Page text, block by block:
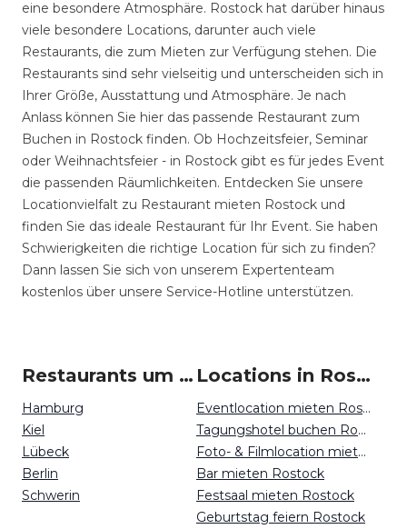
eine besondere Atmosphäre. Rostock hat darüber hinaus
viele besondere Locations, darunter auch viele
Restaurants, die zum Mieten zur Verfügung stehen. Die
Restaurants sind sehr vielseitig und unterscheiden sich in
Ihrer Größe, Ausstattung und Atmosphäre. Je nach
Anlass können Sie hier das passende Restaurant zum
Buchen in Rostock finden. Ob Hochzeitsfeier, Seminar
oder Weihnachtsfeier - in Rostock gibt es für jedes Event
die passenden Räumlichkeiten. Entdecken Sie unsere
Locationvielfalt zu Restaurant mieten Rostock und
finden Sie das ideale Restaurant für Ihr Event. Sie haben
Schwierigkeiten die richtige Location für sich zu finden?
Dann lassen Sie sich von unserem Expertenteam
kostenlos über unsere Service-Hotline unterstützen.
Restaurants um Rostock
Hamburg
Kiel
Lübeck
Berlin
Schwerin
Locations in Rostock mieten
Eventlocation mieten Rostock
Tagungshotel buchen Rostock
Foto- & Filmlocation mieten Rostock
Bar mieten Rostock
Festsaal mieten Rostock
Geburtstag feiern Rostock